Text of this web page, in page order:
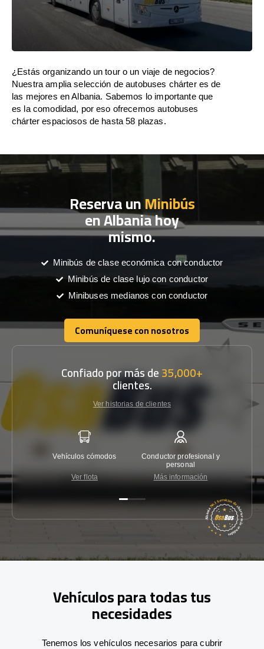
¿Estás organizando un tour o un viaje de negocios?
Nuestra amplia selección de autobuses chárter es de
las mejores en Albania. Sabemos lo importante que
es la comodidad, por eso ofrecemos autobuses
chárter espaciosos de hasta 58 plazas.
Reserva unMinibús
en Albania hoy
mismo.
Minibús de clase económica con conductor
Minibús de clase lujo con conductor
Minibuses medianos con conductor
Comuníquese con nosotros
Comuníquese con nosotros
Confiado por más de35,000+
clientes.
Ver historias de clientes
Vehículos cómodos
Ver flota
Conductor profesional y
personal
Más información
Vehículos para todas tus
necesidades
Tenemos los vehículos necesarios para cubrir